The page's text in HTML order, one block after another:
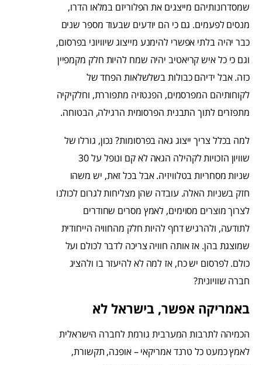
שמסדרונותיהם מייצגים את הפלוריזם במלאו הדרו,
מנסים לפעמים. גם כי הם יודעים שבעוד מספר שנים
כבר יהיה בלתי אפשרי להימנע מייצוג שיוויוני בפרסום,
וגם כי כל איש קריאטיב יהיה שמח להיות חלק מקמפיין
כזה. אבל ידיהם כבולות בשלשלאות הפחד של
לקוחותיהם המפרסמים, הפנטזיה מתפוררת, וחלקיקיה
מתפזרים לתוך התבנית הפרסומית הרגילה, הבטוחה.
למה בכלל צריך ייצוג גאה בפרסומות? נכון, גורלו של
שוויון הזכויות לקהילה הגאה לא קם ונופל על 30
שניות מסחריות בטלוויזיה. אבל בכל זאת, יש משהו
חזק בשניות האלה. עובדה שהן מצליחות לגרום לכולנו
לצרוך מוצרים מסוימים, לאמץ מסרים שחודרים
לתודעה, ולהרגיש דחף להיות חלק מהחוויה הייחודית
שמוצגת בהן. אז אותה חוויה צריכה לדבר לכולם ועל
כולם. לפרסום יש כח, אז למה לא להיעזר בו ולהציג
חברה שוויונית?
באמריקה אפשר, בישראל לא
הכמיהה לתרבות המערבית גורמת לחברה הישראלית
לאמץ כמעט כל טרנד אמריקאי – אופנה, תקשורת,